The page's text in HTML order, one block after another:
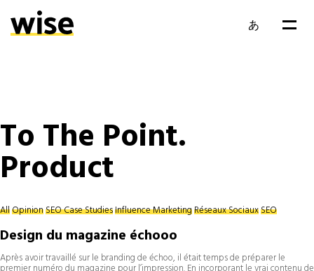
あ
To The Point.
Product
AllOpinionSEO Case StudiesInfluence MarketingRéseaux SociauxSEO
Design du magazine échooo
Après avoir travaillé sur le branding de échoo, il était temps de préparer le
premier numéro du magazine pour l’impression. En incorporant le vrai contenu de